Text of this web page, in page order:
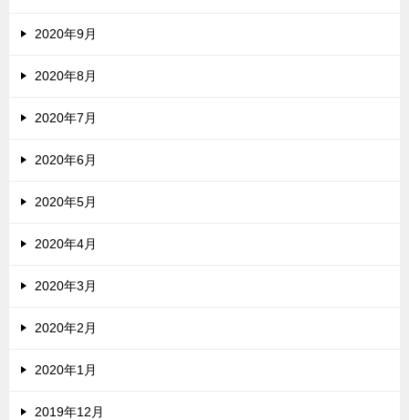
2020年9月
2020年8月
2020年7月
2020年6月
2020年5月
2020年4月
2020年3月
2020年2月
2020年1月
2019年12月